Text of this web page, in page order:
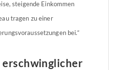
steigende Einkommen
tragen zu einer
bei.“